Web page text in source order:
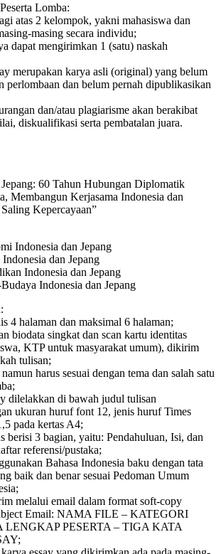
Lomba:
atas 2 kelompok, yakni mahasiswa dan
masing secara individu;
dapat mengirimkan 1 (satu) naskah
merupakan karya asli (original) yang belum
perlombaan dan belum pernah dipublikasikan
dan/atau plagiarisme akan berakibat
diskualifikasi serta pembatalan juara.
Jepang: 60 Tahun Hubungan Diplomatik
Membangun Kerjasama Indonesia dan
Kepercayaan”
Indonesia dan Jepang
dan Jepang
Indonesia dan Jepang
Indonesia dan Jepang
4 halaman dan maksimal 6 halaman;
biodata singkat dan scan kartu identitas
KTP untuk masyarakat umum), dikirim
tulisan;
harus sesuai dengan tema dan salah satu
dilelakkan di bawah judul tulisan
ukuran huruf font 12, jenis huruf Times
pada kertas A4;
berisi 3 bagian, yaitu: Pendahuluan, Isi, dan
referensi/pustaka;
Bahasa Indonesia baku dengan tata
baik dan benar sesuai Pedoman Umum
melalui email dalam format soft-copy
Email: NAMA FILE – KATEGORI
LENGKAP PESERTA – TIGA KATA